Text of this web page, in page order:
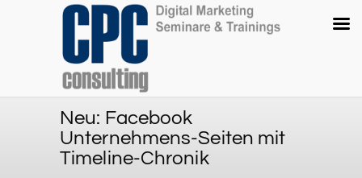
Neu: Facebook
Unternehmens-Seiten mit
Timeline-Chronik